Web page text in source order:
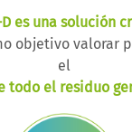
D es una solución
objetivo valorar
el
todo el residuo